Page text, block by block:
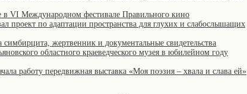
в VI Международном фестивале Правильного кино
проект по адаптации пространства для глухих и слабослышащих
жертвенник и документальные свидетельства
областного краеведческого музея в юбилейном году
работу передвижная выставка «Моя поэзия – хвала и слава ей»